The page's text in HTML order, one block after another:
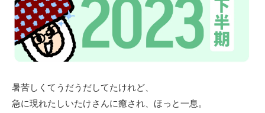
暑苦しくてうだうだしてたけれど、
急に現れたしいたけさんに癒され、ほっと一息。